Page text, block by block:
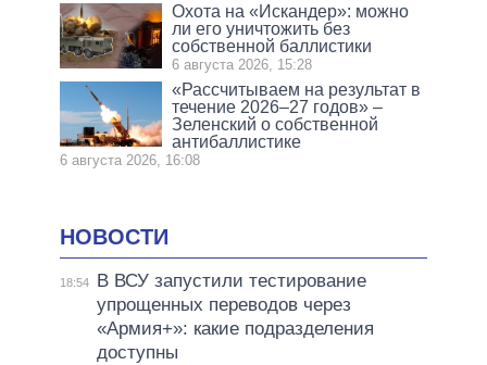
Охота на «Искандер»: можно
ли его уничтожить без
собственной баллистики
6 августа 2026, 15:28
«Рассчитываем на результат в
течение 2026–27 годов» –
Зеленский о собственной
антибаллистике
6 августа 2026, 16:08
НОВОСТИ
18:54
В ВСУ запустили тестирование
упрощенных переводов через
«Армия+»: какие подразделения
доступны